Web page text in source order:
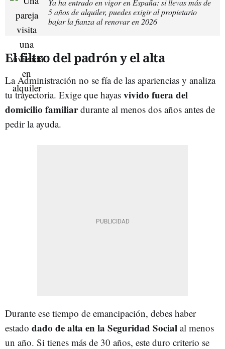
Ya ha entrado en vigor en España: si llevas más de
5 años de alquiler, puedes exigir al propietario
bajar la fianza al renovar en 2026
El filtro del padrón y el alta
La Administración no se fía de las apariencias y analiza
tu trayectoria. Exige que hayas vivido fuera del
domicilio familiardurante al menos dos años antes de
pedir la ayuda.
Durante ese tiempo de emancipación, debes haber
estado dado de alta en la Seguridad Social al menos
un año. Si tienes más de 30 años, este duro criterio se